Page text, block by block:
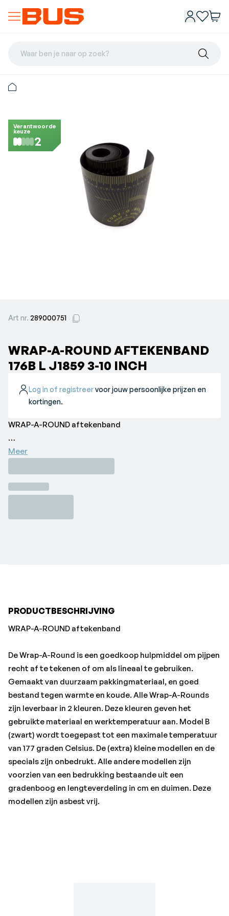
Waar ben je naar op zoek?
Verantwoorde
keuze
2
Art nr. 289000751
WRAP-A-ROUND AFTEKENBAND
176B L J1859 3-10 INCH
Log in of registreervoor jouw persoonlijke prijzen en
kortingen.
WRAP-A-ROUND aftekenband
De Wrap-A-Round is een goedkoop hulpmiddel om pijpen
Gemaakt van duurzaam pakkingmateriaal, en goed
bestand tegen warmte en koude. Alle Wrap-A-Rounds
gebruikte materiaal en werktemperatuur aan. Model B
Meer
PRODUCTBESCHRIJVING
WRAP-A-ROUND aftekenband
De Wrap-A-Round is een goedkoop hulpmiddel om pijpen
recht af te tekenen of om als lineaal te gebruiken.
Gemaakt van duurzaam pakkingmateriaal, en goed
bestand tegen warmte en koude. Alle Wrap-A-Rounds
zijn leverbaar in 2 kleuren. Deze kleuren geven het
gebruikte materiaal en werktemperatuur aan. Model B
(zwart) wordt toegepast tot een maximale temperatuur
van 177 graden Celsius. De (extra) kleine modellen en de
specials zijn onbedrukt. Alle andere modellen zijn
voorzien van een bedrukking bestaande uit een
gradenboog en lengteverdeling in cm en duimen. Deze
modellen zijn asbest vrij.